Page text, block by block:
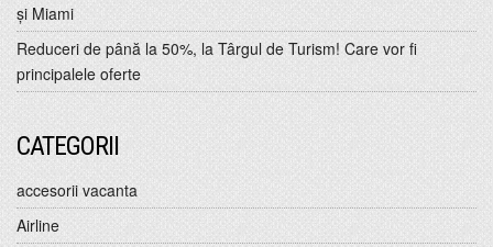
și Miami
Reduceri de până la 50%, la Târgul de Turism! Care vor fi
principalele oferte
CATEGORII
accesorii vacanta
Airline